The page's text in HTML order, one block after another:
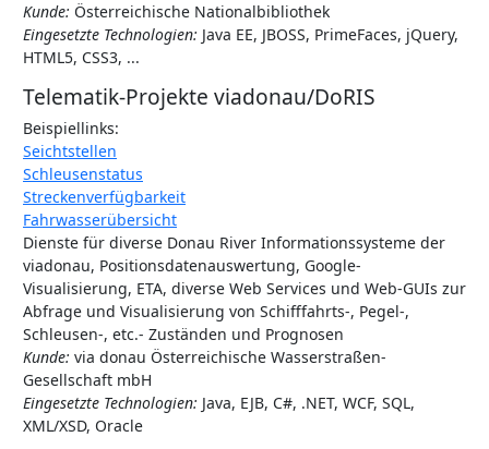
Kunde: Österreichische Nationalbibliothek
Eingesetzte Technologien: Java EE, JBOSS, PrimeFaces, jQuery,
HTML5, CSS3, ...
Telematik-Projekte viadonau/DoRIS
Beispiellinks:
Seichtstellen
Schleusenstatus
Streckenverfügbarkeit
Fahrwasserübersicht
Dienste für diverse Donau River Informationssysteme der
viadonau, Positionsdatenauswertung, Google-
Visualisierung, ETA, diverse Web Services und Web-GUIs zur
Abfrage und Visualisierung von Schifffahrts-, Pegel-,
Schleusen-, etc.- Zuständen und Prognosen
Kunde: via donau Österreichische Wasserstraßen-
Gesellschaft mbH
Eingesetzte Technologien: Java, EJB, C#, .NET, WCF, SQL,
XML/XSD, Oracle